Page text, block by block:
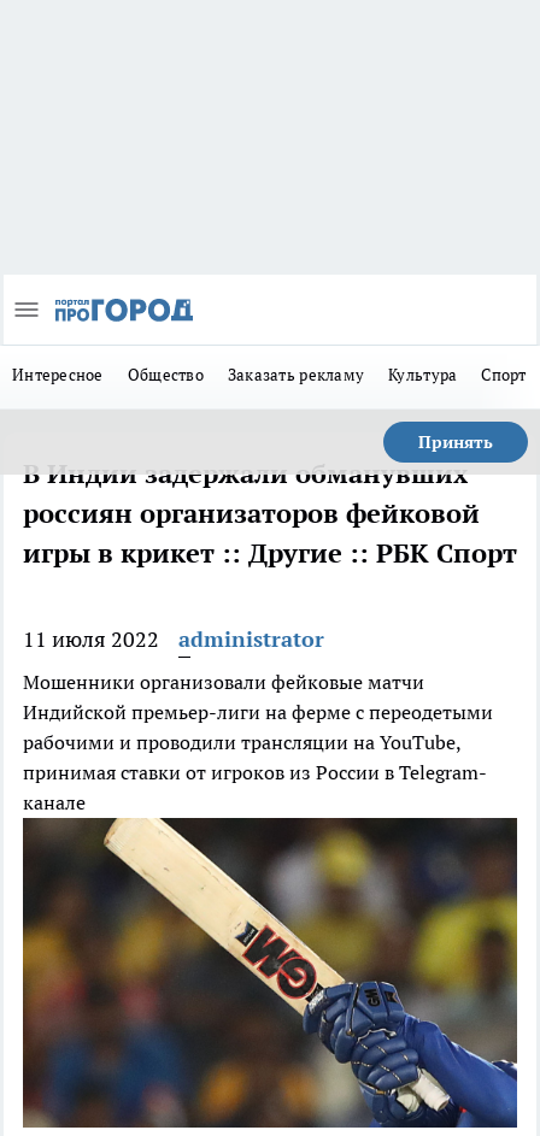
Интересное Общество Заказать рекламу Культура Спорт
Принять
В Индии задержали обманувших
россиян организаторов фейковой
игры в крикет :: Другие :: РБК Спорт
11 июля 2022 administrator
Мошенники организовали фейковые матчи
Индийской премьер-лиги на ферме с переодетыми
рабочими и проводили трансляции на YouTube,
принимая ставки от игроков из России в Telegram-
канале